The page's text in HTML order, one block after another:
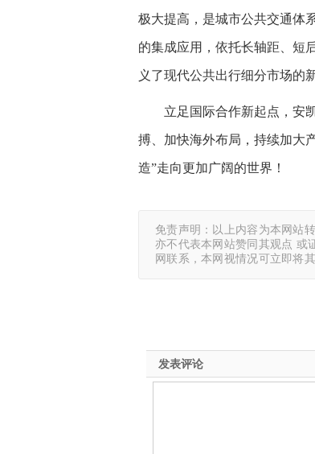
极大提高，是城市公共交通体
的集成应用，依托长轴距、短
义了现代公共出行细分市场的
立足国际合作新起点，安
搏、加快海外布局，持续加大
造”走向更加广阔的世界！
免责声明：以上内容为本网站
亦不代表本网站赞同其观点 或
网联系，本网视情况可立即将其
发表评论